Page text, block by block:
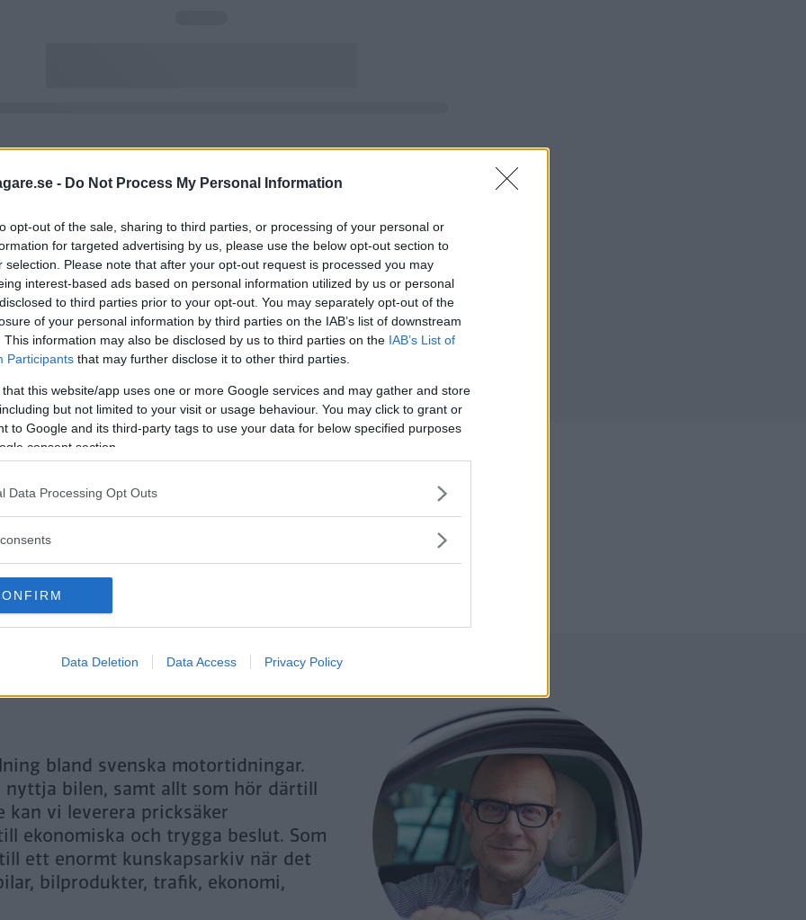
- Do Not Process My Personal Information
opt-out of the sale, sharing to third parties, or processing of your personal or
for targeted advertising by us, please use the below opt-out section to
selection. Please note that after your opt-out request is processed you may
interest-based ads based on personal information utilized by us or personal
to third parties prior to your opt-out. You may separately opt-out of the
of your personal information by third parties on the IAB’s list of downstream
This information may also be disclosed by us to third parties on the IAB’s List of
Participants that may further disclose it to other third parties.
that this website/app uses one or more Google services and may gather and store
but not limited to your visit or usage behaviour. You may click to grant or
to Google and its third-party tags to use your data for below specified purposes
consent section.
Data Processing Opt Outs
Data Deletion Data Access Privacy Policy
Genom att klicka på "Fortsätt" godkänner jag OK-Förlagets prenumerationsvillkor
och bekräftar att jag tagit del av
OK-Förlagets integritetspolicy
Är du redan prenumerant på vår papperstidning?
Aktivera din digitala prenumeration utan kostnad här.
bland svenska motortidningar.
nyttja bilen, samt allt som hör därtill
kan vi leverera pricksäker
ekonomiska och trygga beslut. Som
ett enormt kunskapsarkiv när det
bilprodukter, trafik, ekonomi,